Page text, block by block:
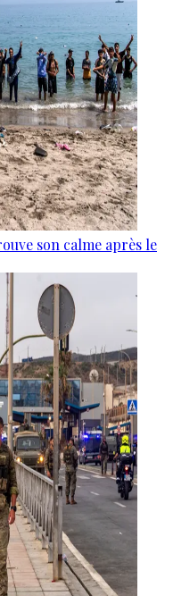
son calme après le